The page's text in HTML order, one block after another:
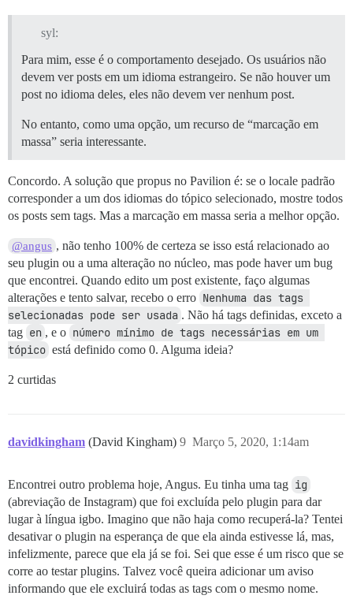
syl:
Para mim, esse é o comportamento desejado. Os usuários não
devem ver posts em um idioma estrangeiro. Se não houver um
post no idioma deles, eles não devem ver nenhum post.
No entanto, como uma opção, um recurso de “marcação em
massa” seria interessante.
Concordo. A solução que propus no Pavilion é: se o locale padrão
corresponder a um dos idiomas do tópico selecionado, mostre todos
os posts sem tags. Mas a marcação em massa seria a melhor opção.
@angus , não tenho 100% de certeza se isso está relacionado ao
seu plugin ou a uma alteração no núcleo, mas pode haver um bug
que encontrei. Quando edito um post existente, faço algumas
alterações e tento salvar, recebo o erro Nenhuma das tags
selecionadas pode ser usada . Não há tags definidas, exceto a
tag en , e o número mínimo de tags necessárias em um
tópico está definido como 0. Alguma ideia?
2 curtidas
davidkingham (David Kingham) Março 5, 2020, 1:14am
9
Encontrei outro problema hoje, Angus. Eu tinha uma tag ig
(abreviação de Instagram) que foi excluída pelo plugin para dar
lugar à língua igbo. Imagino que não haja como recuperá-la? Tentei
desativar o plugin na esperança de que ela ainda estivesse lá, mas,
infelizmente, parece que ela já se foi. Sei que esse é um risco que se
corre ao testar plugins. Talvez você queira adicionar um aviso
informando que ele excluirá todas as tags com o mesmo nome.